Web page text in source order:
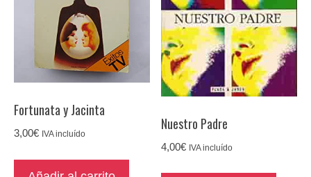
Fortunata y Jacinta
3,00€ IVA incluído
Nuestro Padre
4,00€ IVA incluído